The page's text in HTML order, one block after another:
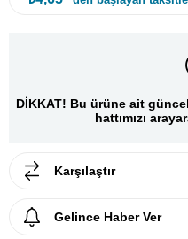
DİKKAT! Bu ürüne ait
hattımızı
Karşılaştır
Gelince Haber Ver